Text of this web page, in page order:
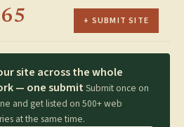
+ SUBMIT SITE
site across the whole
— one submitSubmit once on
and get listed on 500+ web
at the same time.